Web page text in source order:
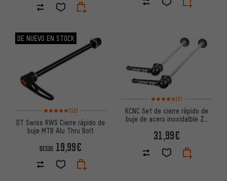
DE NUEVO EN STOCK
Valoración media: 5 de 5 basada en 12 reseñas
(12)
DT Swiss RWS Cierre rápido de
buje MTB Alu Thru Bolt
DESDE 19,99€
Valoración media: 4,5 de 5
(3)
KCNC Set de cierre rápido de
buje de acero inoxidalble Z6
31,99€